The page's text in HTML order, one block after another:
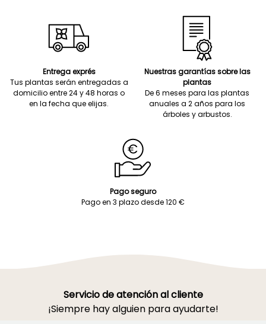
Entrega exprés
Tus plantas serán entregadas a
domicilio entre 24 y 48 horas o
en la fecha que elijas.
Nuestras garantías sobre las
plantas
De 6 meses para las plantas
anuales a 2 años para los
árboles y arbustos.
Pago seguro
Pago en 3 plazo desde 120 €
Servicio de atención al cliente
¡Siempre hay alguien para ayudarte!